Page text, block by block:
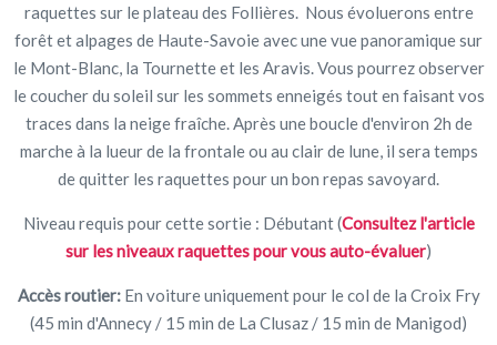
raquettes sur le plateau des Follières. Nous évoluerons entre
forêt et alpages de Haute-Savoie avec une vue panoramique sur
le Mont-Blanc, la Tournette et les Aravis. Vous pourrez observer
le coucher du soleil sur les sommets enneigés tout en faisant vos
traces dans la neige fraîche. Après une boucle d'environ 2h de
marche à la lueur de la frontale ou au clair de lune, il sera temps
de quitter les raquettes pour un bon repas savoyard.
Niveau requis pour cette sortie : Débutant (Consultez l'article
sur les niveaux raquettes pour vous auto-évaluer)
Accès routier:En voiture uniquement pour le col de la Croix Fry
(45 min d'Annecy / 15 min de La Clusaz / 15 min de Manigod)